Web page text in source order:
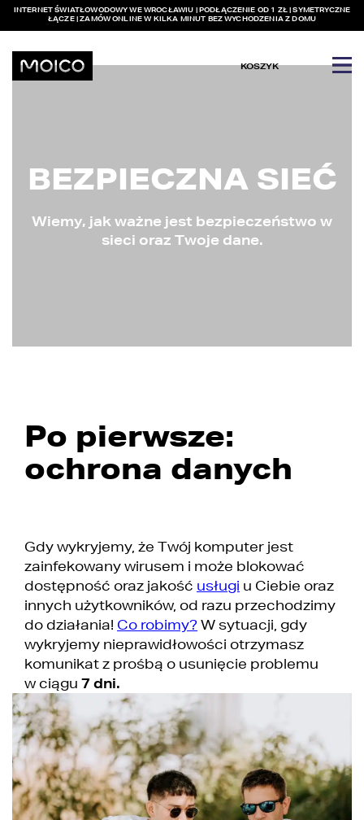
INTERNET ŚWIATŁOWODOWY WE WROCŁAWIU | PODŁĄCZENIE OD 1 ZŁ | SYMETRYCZNE
ŁĄCZE | ZAMÓW ONLINE W KILKA MINUT BEZ WYCHODZENIA Z DOMU
KOSZYK
BEZPIECZNA SIEĆ
Wiemy, jak ważne jest bezpieczeństwo w
sieci oraz Twoje dane.
Po pierwsze:
ochrona danych
Gdy wykryjemy, że Twój komputer jest
zainfekowany wirusem i może blokować
dostępność oraz jakość usługi u Ciebie oraz
innych użytkowników, od razu przechodzimy
do działania! Co robimy? W sytuacji, gdy
wykryjemy nieprawidłowości otrzymasz
komunikat z prośbą o usunięcie problemu
w ciągu 7 dni.